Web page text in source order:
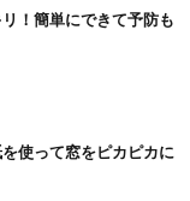
！簡単にできて予防も
使って窓をピカピカに